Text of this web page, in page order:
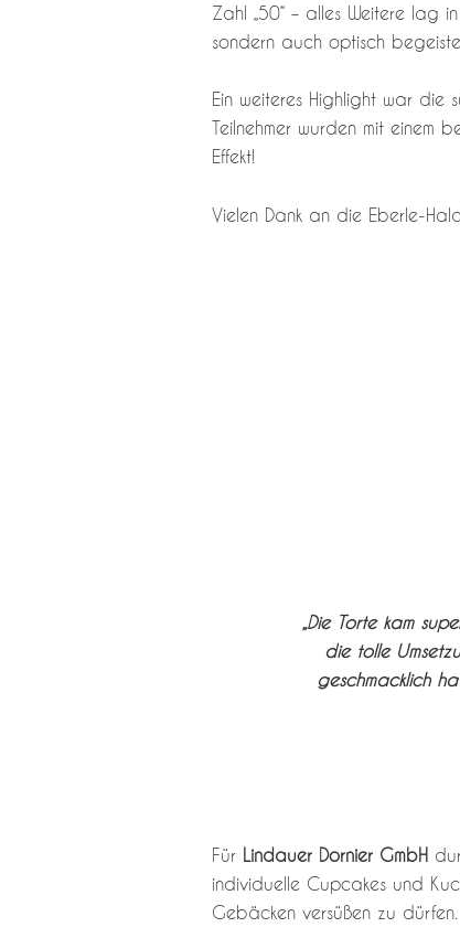
Zahl „50“ – alles Weitere lag
sondern auch optisch
Ein weiteres Highlight war die
Teilnehmer wurden mit einem
Effekt!
Vielen Dank an die Eberle-
„Die Torte kam
die tolle
geschmacklich
Für Lindauer Dornier GmbH
individuelle Cupcakes und
Gebäcken versüßen zu dürfen.